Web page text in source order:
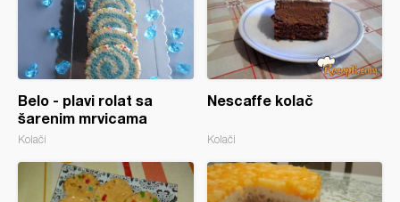
Belo - plavi rolat sa
šarenim mrvicama
Kolači
Nescaffe kolač
Kolači